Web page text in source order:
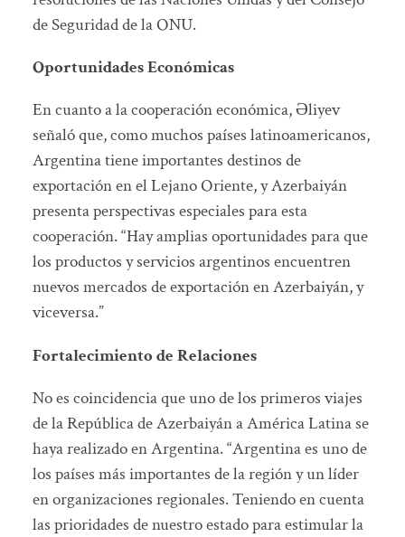
de Seguridad de la ONU.
Oportunidades Económicas
En cuanto a la cooperación económica, Əliyev
señaló que, como muchos países latinoamericanos,
Argentina tiene importantes destinos de
exportación en el Lejano Oriente, y Azerbaiyán
presenta perspectivas especiales para esta
cooperación. “Hay amplias oportunidades para que
los productos y servicios argentinos encuentren
nuevos mercados de exportación en Azerbaiyán, y
viceversa.”
Fortalecimiento de Relaciones
No es coincidencia que uno de los primeros viajes
de la República de Azerbaiyán a América Latina se
haya realizado en Argentina. “Argentina es uno de
los países más importantes de la región y un líder
en organizaciones regionales. Teniendo en cuenta
las prioridades de nuestro estado para estimular la